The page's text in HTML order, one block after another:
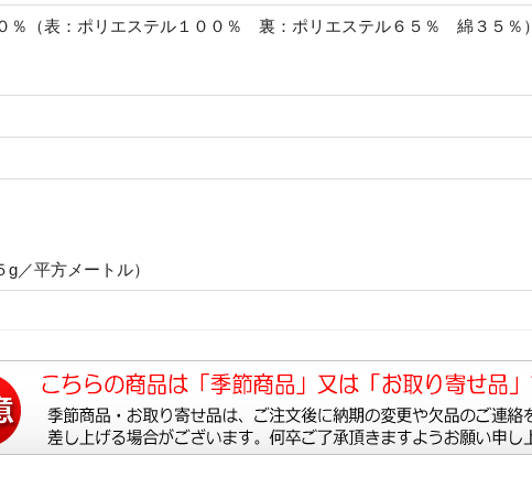
（表：ポリエステル１００％ 裏：ポリエステル６５％ 綿３５％）
／平方メートル）